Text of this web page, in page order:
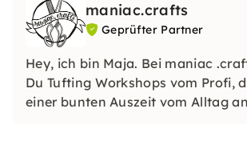
maniac.crafts
Geprüfter Partner
Hey, ich bin Maja. Bei maniac
Du Tufting Workshops vom Profi,
einer bunten Auszeit vom Alltag